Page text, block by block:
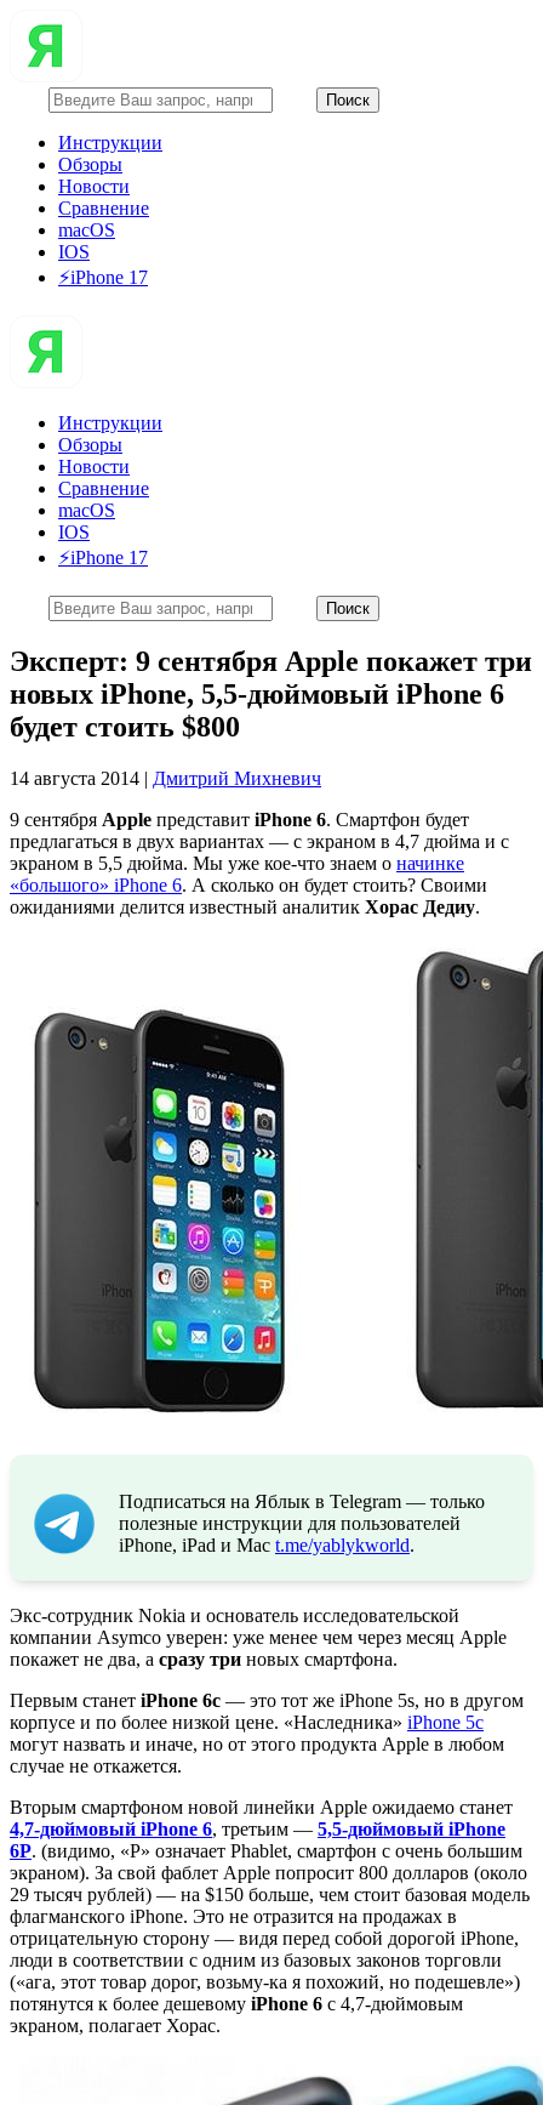
Инструкции
Обзоры
Новости
Сравнение
macOS
IOS
⚡️iPhone 17
Инструкции
Обзоры
Новости
Сравнение
macOS
IOS
⚡️iPhone 17
Эксперт: 9 сентября Apple покажет три
новых iPhone, 5,5-дюймовый iPhone 6
будет стоить $800
14 августа 2014 | Дмитрий Михневич
9 сентября Apple представит iPhone 6. Смартфон будет
предлагаться в двух вариантах — с экраном в 4,7 дюйма и с
экраном в 5,5 дюйма. Мы уже кое-что знаем о начинке
«большого» iPhone 6. А сколько он будет стоить? Своими
ожиданиями делится известный аналитик Хорас Дедиу.
Подписаться на Яблык в Telegram — только
полезные инструкции для пользователей
iPhone, iPad и Mac t.me/yablykworld.
Экс-сотрудник Nokia и основатель исследовательской
компании Asymco уверен: уже менее чем через месяц Apple
покажет не два, а сразу три новых смартфона.
Первым станет iPhone 6c — это тот же iPhone 5s, но в другом
корпусе и по более низкой цене. «Наследника» iPhone 5c
могут назвать и иначе, но от этого продукта Apple в любом
случае не откажется.
Вторым смартфоном новой линейки Apple ожидаемо станет
4,7-дюймовый iPhone 6, третьим — 5,5-дюймовый iPhone
6P. (видимо, «P» означает Phablet, смартфон с очень большим
экраном). За свой фаблет Apple попросит 800 долларов (около
29 тысяч рублей) — на $150 больше, чем стоит базовая модель
флагманского iPhone. Это не отразится на продажах в
отрицательную сторону — видя перед собой дорогой iPhone,
люди в соответствии с одним из базовых законов торговли
(«ага, этот товар дорог, возьму-ка я похожий, но подешевле»)
потянутся к более дешевому iPhone 6 с 4,7-дюймовым
экраном, полагает Хорас.